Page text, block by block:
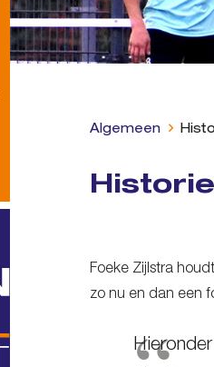
Algemeen
Foeke Zijlstra
zo nu en dan een